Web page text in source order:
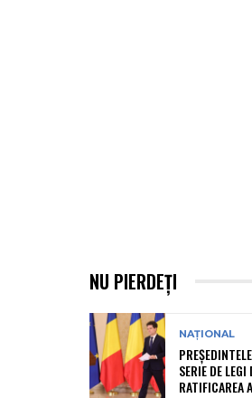
NU PIERDEȚI
NAȚIONAL
SERIE DE
RATIFICAREA